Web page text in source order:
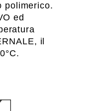
polimerico.
ed
il